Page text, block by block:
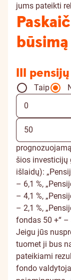
jums pateikti
III
Taip
šios investicijų
išlaidų):
– 6,1 %,
– 4,1 %,
– 2,1 %,
fondas 50 +“ –
Jeigu jūs
tuomet ji bus
pateikiami
fondo